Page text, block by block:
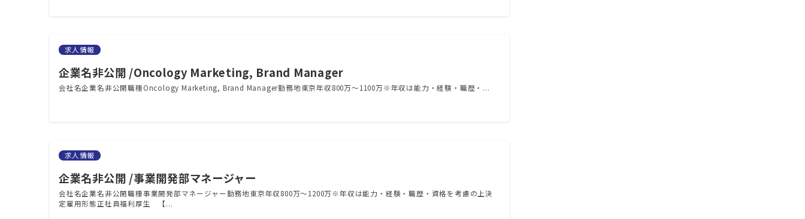
求人情報
企業名非公開 /Oncology Marketing, Brand Manager
会社名企業名非公開職種Oncology Marketing, Brand Manager勤務地東京年収800万～1100万※年収は能力・経験・職歴・...
求人情報
企業名非公開 /事業開発部マネージャー
会社名企業名非公開職種事業開発部マネージャー勤務地東京年収800万～1200万※年収は能力・経験・職歴・資格を考慮の上決
定雇用形態正社員福利厚生 【...